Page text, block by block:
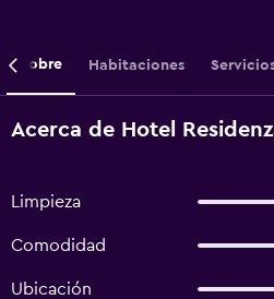
Sobre Habitaciones
Acerca de Hotel
Limpieza
Comodidad
Ubicación